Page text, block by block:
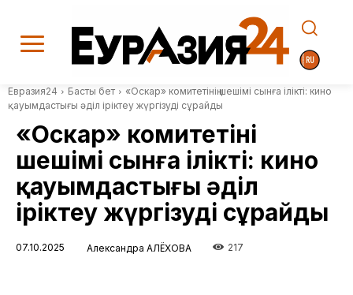
Евразия24 Басты бет
«Оскар» комитетінің шешімі сынға ілікті: кино
қауымдастығы әділ іріктеу жүргізуді сұрайды
«Оскар» комитетінің
шешімі сынға ілікті: кино
қауымдастығы әділ
іріктеу жүргізуді сұрайды
07.10.2025 Александра АЛЁХОВА 217